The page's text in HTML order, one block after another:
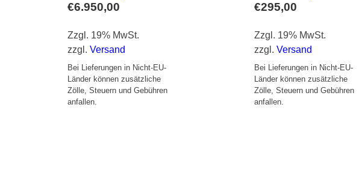
€6.950,00
Zzgl. 19% MwSt.
zzgl. Versand
Bei Lieferungen in Nicht-EU-
Länder können zusätzliche
Zölle, Steuern und Gebühren
anfallen.
€295,00
Zzgl. 19% MwSt.
zzgl.Versand
Bei Lieferungen in Nicht-EU-
Länder können zusätzliche
Zölle, Steuern und Gebühren
anfallen.